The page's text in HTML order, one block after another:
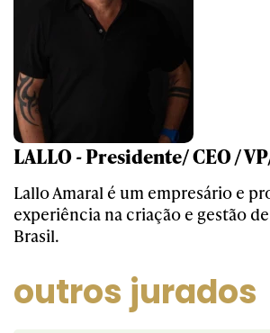
LALLO - Presidente/ CEO /
Lallo Amaral é um empresário e
experiência na criação e gestão
Brasil.
outros jurados